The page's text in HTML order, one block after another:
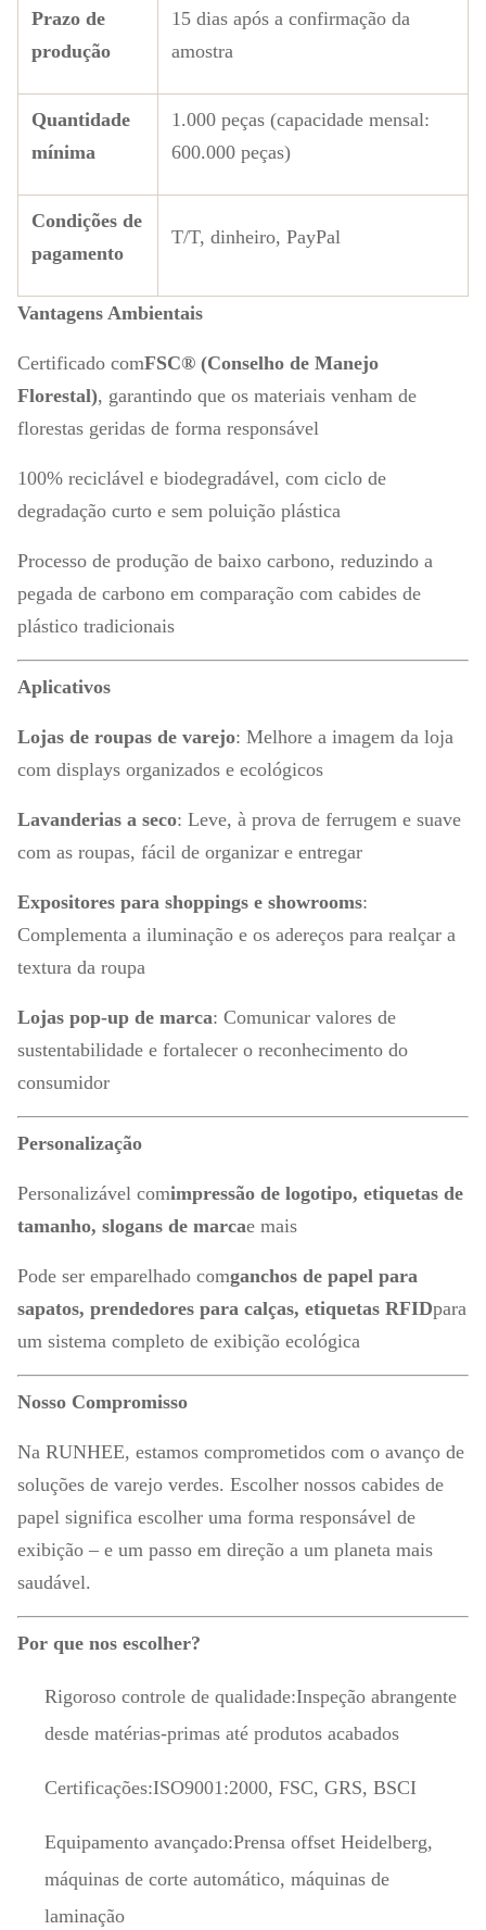
Prazo de
produção
15 dias após a confirmação da
amostra
Quantidade
mínima
1.000 peças (capacidade mensal:
600.000 peças)
Condições de
pagamento
T/T, dinheiro, PayPal
Vantagens Ambientais
Certificado comFSC® (Conselho de Manejo
Florestal), garantindo que os materiais venham de
florestas geridas de forma responsável
100% reciclável e biodegradável, com ciclo de
degradação curto e sem poluição plástica
Processo de produção de baixo carbono, reduzindo a
pegada de carbono em comparação com cabides de
plástico tradicionais
Aplicativos
Lojas de roupas de varejo: Melhore a imagem da loja
com displays organizados e ecológicos
Lavanderias a seco: Leve, à prova de ferrugem e suave
com as roupas, fácil de organizar e entregar
Expositores para shoppings e showrooms:
Complementa a iluminação e os adereços para realçar a
textura da roupa
Lojas pop-up de marca: Comunicar valores de
sustentabilidade e fortalecer o reconhecimento do
consumidor
Personalização
Personalizável comimpressão de logotipo, etiquetas de
tamanho, slogans de marcae mais
Pode ser emparelhado comganchos de papel para
sapatos, prendedores para calças, etiquetas RFIDpara
um sistema completo de exibição ecológica
Nosso Compromisso
Na RUNHEE, estamos comprometidos com o avanço de
soluções de varejo verdes. Escolher nossos cabides de
papel significa escolher uma forma responsável de
exibição – e um passo em direção a um planeta mais
saudável.
Por que nos escolher?
Rigoroso controle de qualidade:Inspeção abrangente
desde matérias-primas até produtos acabados
Certificações:ISO9001:2000, FSC, GRS, BSCI
Equipamento avançado:Prensa offset Heidelberg,
máquinas de corte automático, máquinas de
laminação